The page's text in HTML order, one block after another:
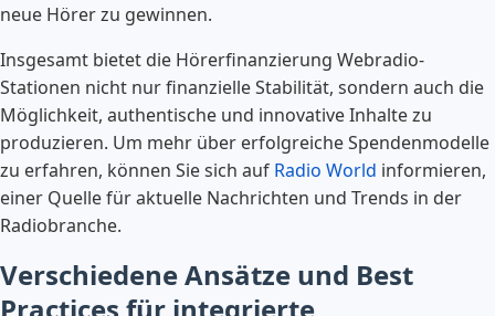
neue Hörer zu gewinnen.
Insgesamt bietet die Hörerfinanzierung Webradio-
Stationen nicht nur finanzielle Stabilität, sondern auch die
Möglichkeit, authentische und innovative Inhalte zu
produzieren. Um mehr über erfolgreiche Spendenmodelle
zu erfahren, können Sie sich auf Radio World informieren,
einer Quelle für aktuelle Nachrichten und Trends in der
Radiobranche.
Verschiedene Ansätze und Best
Practices für integrierte